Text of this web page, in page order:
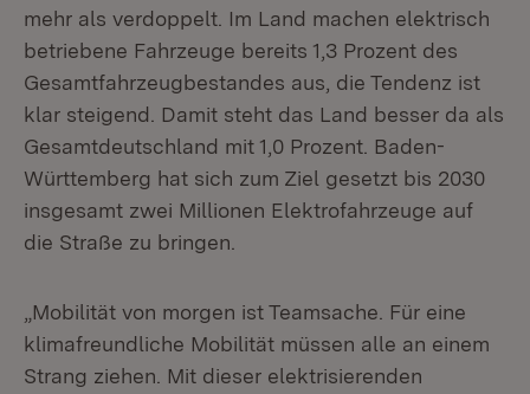
mehr als verdoppelt. Im Land machen elektrisch
betriebene Fahrzeuge bereits 1,3 Prozent des
Gesamtfahrzeugbestandes aus, die Tendenz ist
klar steigend. Damit steht das Land besser da als
Gesamtdeutschland mit 1,0 Prozent. Baden-
Württemberg hat sich zum Ziel gesetzt bis 2030
insgesamt zwei Millionen Elektrofahrzeuge auf
die Straße zu bringen.
„Mobilität von morgen ist Teamsache. Für eine
klimafreundliche Mobilität müssen alle an einem
Strang ziehen. Mit dieser elektrisierenden